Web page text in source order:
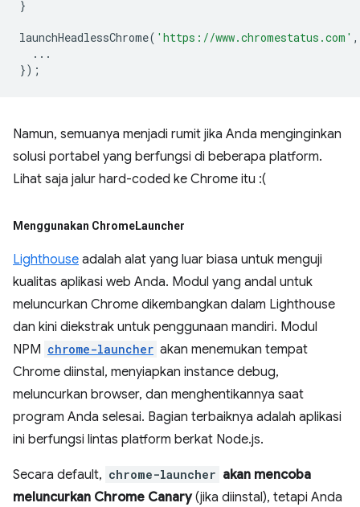
}
launchHeadlessChrome( 'https://www.chromestatus.com' ,
...
});
Namun, semuanya menjadi rumit jika Anda menginginkan
solusi portabel yang berfungsi di beberapa platform.
Lihat saja jalur hard-coded ke Chrome itu :(
Menggunakan ChromeLauncher
Lighthouse adalah alat yang luar biasa untuk menguji
kualitas aplikasi web Anda. Modul yang andal untuk
meluncurkan Chrome dikembangkan dalam Lighthouse
dan kini diekstrak untuk penggunaan mandiri. Modul
NPM chrome-launcher akan menemukan tempat
Chrome diinstal, menyiapkan instance debug,
meluncurkan browser, dan menghentikannya saat
program Anda selesai. Bagian terbaiknya adalah aplikasi
ini berfungsi lintas platform berkat Node.js.
Secara default, chrome-launcher akan mencoba
meluncurkan Chrome Canary(jika diinstal), tetapi Anda